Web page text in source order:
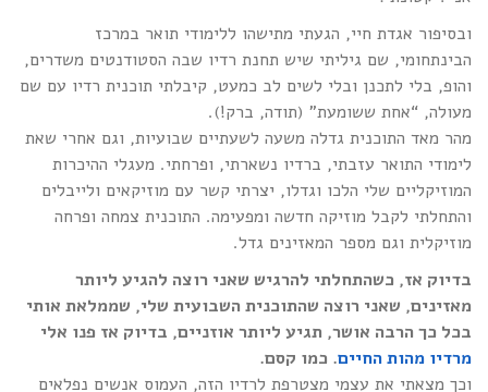
ובסיפור אגדת חיי, הגעתי מתישהו ללימודי תואר במרכז
הבינתחומי, שם גיליתי שיש תחנת רדיו שבה הסטודנטים משדרים,
והופ, בלי לתכנן ובלי לשים לב כמעט, קיבלתי תוכנית רדיו עם שם
מעולה, “אחת ששומעת” (תודה, ברק!).
מהר מאד התוכנית גדלה משעה לשעתיים שבועיות, וגם אחרי שאת
לימודי התואר עזבתי, ברדיו נשארתי, ופרחתי. מעגלי ההיכרות
המוזיקליים שלי הלכו וגדלו, יצרתי קשר עם מוזיקאים ולייבלים
והתחלתי לקבל מוזיקה חדשה ומפעימה. התוכנית צמחה ופרחה
מוזיקלית וגם מספר המאזינים גדל.
בדיוק אז, כשהתחלתי להרגיש שאני רוצה להגיע ליותר
מאזינים, שאני רוצה שהתוכנית השבועית שלי, שממלאת אותי
בכל כך הרבה אושר, תגיע ליותר אוזניים, בדיוק אז פנו אלי
מרדיו מהות החיים. כמו קסם.
וכך מצאתי את עצמי מצטרפת לרדיו הזה, העמוס אנשים נפלאים